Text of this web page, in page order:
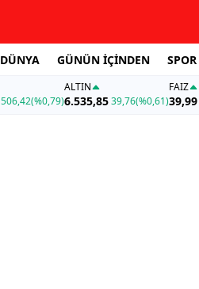
DÜNYA GÜNÜN İÇİNDEN SPOR
506,42(%0,79)
ALTIN
6.535,8539,76(%0,61)
FAİZ
39,99